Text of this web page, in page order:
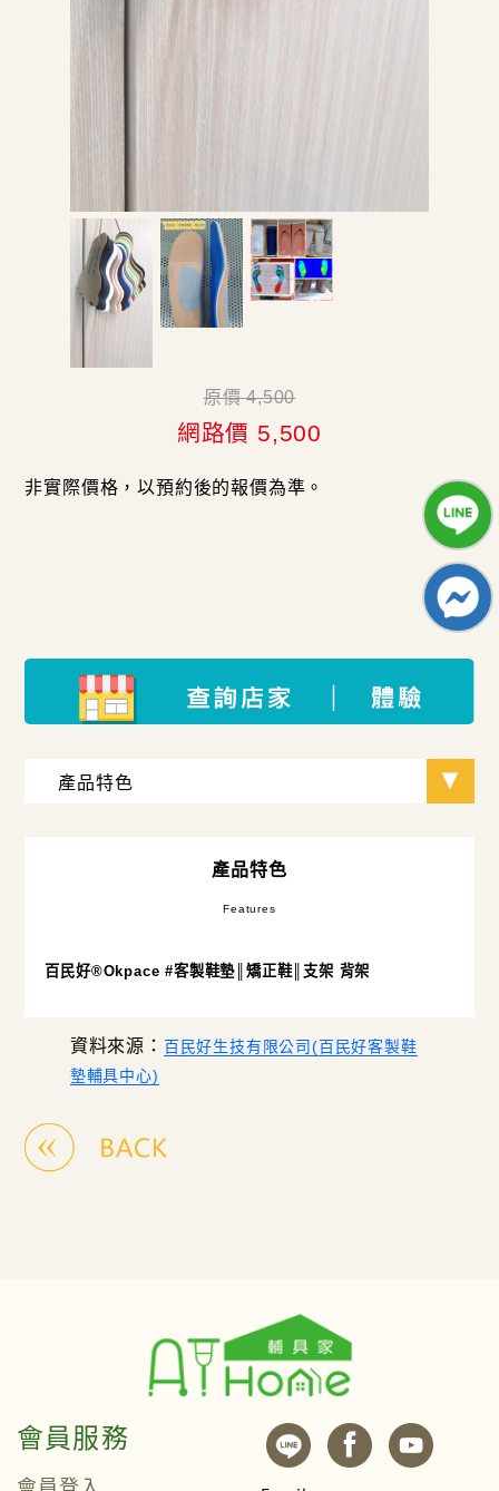
原價 4,500
網路價 5,500
非實際價格，以預約後的報價為準。
產品特色
Features
百民好®Okpace #客製鞋墊║矯正鞋║支架 背架
資料來源： 百民好生技有限公司(百民好客製鞋
墊輔具中心)
會員服務